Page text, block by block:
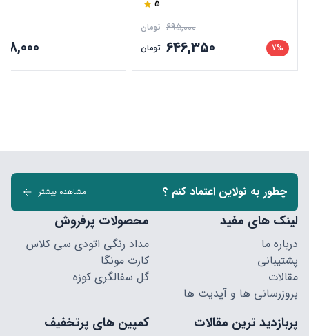
5
695,000 تومان
7%
646,350 تومان
چطور به نولاین اعتماد کنم ؟ مشاهده بیشتر
لینک های مفید
درباره ما
پشتیبانی
مقالات
بروزرسانی ها و آپدیت ها
محصولات پرفروش
مداد رنگی اتودی سی کلاس
کارت مونگا
گل سفالگری کوزه
پربازدید ترین مقالات کمپین های پرتخفیف